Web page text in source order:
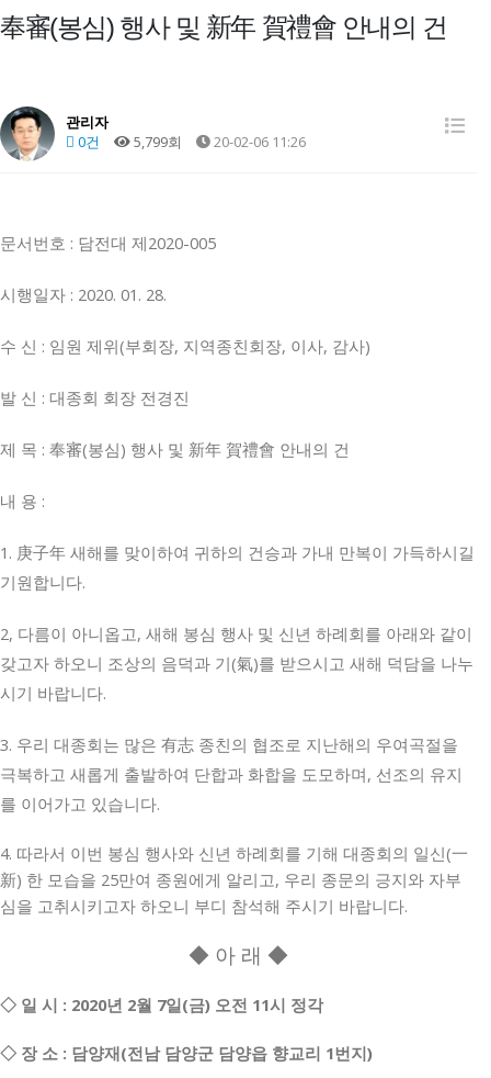
奉審(봉심) 행사 및 新年 賀禮會 안내의 건
관리자
0건
5,799회 20-02-06 11:26
문서번호 : 담전대 제2020-005
시행일자 : 2020. 01. 28.
수 신 : 임원 제위(부회장, 지역종친회장, 이사, 감사)
발 신 : 대종회 회장 전경진
제 목 : 奉審(봉심) 행사 및 新年 賀禮會 안내의 건
내 용 :
1. 庚子年 새해를 맞이하여 귀하의 건승과 가내 만복이 가득하시길
기원합니다.
2, 다름이 아니옵고, 새해 봉심 행사 및 신년 하례회를 아래와 같이
갖고자 하오니 조상의 음덕과 기(氣)를 받으시고 새해 덕담을 나누
시기 바랍니다.
3. 우리 대종회는 많은 有志 종친의 협조로 지난해의 우여곡절을
극복하고 새롭게 출발하여 단합과 화합을 도모하며, 선조의 유지
를 이어가고 있습니다.
4. 따라서 이번 봉심 행사와 신년 하례회를 기해 대종회의 일신(一
新) 한 모습을 25만여 종원에게 알리고, 우리 종문의 긍지와 자부
심을 고취시키고자 하오니 부디 참석해 주시기 바랍니다.
◆ 아 래 ◆
◇ 일 시 : 2020년 2월 7일(금) 오전 11시 정각
◇ 장 소 : 담양재(전남 담양군 담양읍 향교리 1번지)